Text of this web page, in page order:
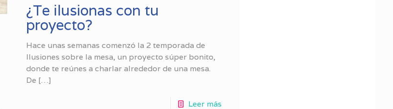
¿Te ilusionas con tu
proyecto?
Hace unas semanas comenzó la 2 temporada de
Ilusiones sobre la mesa, un proyecto súper bonito,
donde te reúnes a charlar alrededor de una mesa.
De […]
Leer más